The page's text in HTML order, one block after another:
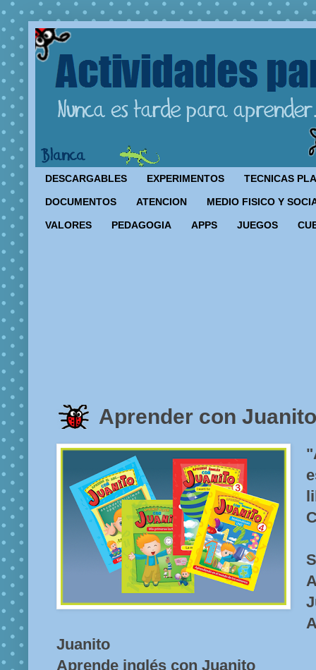
DESCARGABLES EXPERIMENTOS TECNICAS
DOCUMENTOS ATENCION MEDIO FISICO Y
VALORES PEDAGOGIA APPS JUEGOS
Aprender con Juanito
Juanito
Aprende inglés con Juanito